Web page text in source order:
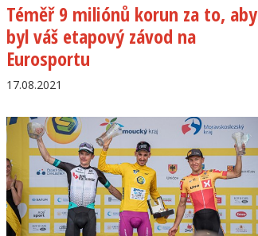
Téměř 9 miliónů korun za to, aby
byl váš etapový závod na
Eurosportu
17.08.2021